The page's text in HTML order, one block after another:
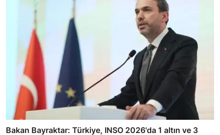
Bakan Bayraktar: Türkiye, INSO 2026'da 1 altın ve 3